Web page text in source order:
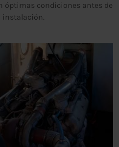
óptimas condiciones antes de
instalación.